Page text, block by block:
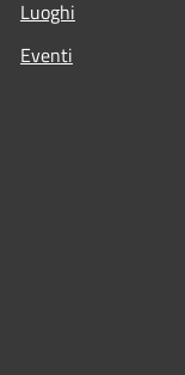
Luoghi
Eventi